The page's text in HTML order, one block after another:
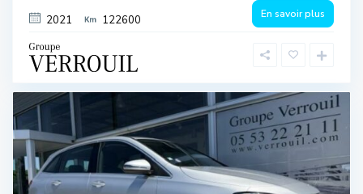
2021 122600 En savoir plus